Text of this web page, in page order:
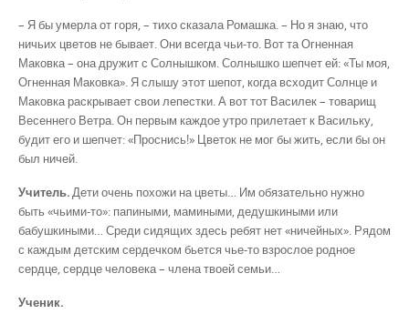
– Я бы умерла от горя, – тихо сказала Ромашка. – Но я знаю, что
ничьих цветов не бывает. Они всегда чьи-то. Вот та Огненная
Маковка – она дружит с Солнышком. Солнышко шепчет ей: «Ты моя,
Огненная Маковка». Я слышу этот шепот, когда всходит Солнце и
Маковка раскрывает свои лепестки. А вот тот Василек – товарищ
Весеннего Ветра. Он первым каждое утро прилетает к Васильку,
будит его и шепчет: «Проснись!» Цветок не мог бы жить, если бы он
был ничей.
Учитель.Дети очень похожи на цветы… Им обязательно нужно
быть «чьими-то»: папиными, мамиными, дедушкиными или
бабушкиными… Среди сидящих здесь ребят нет «ничейных». Рядом
с каждым детским сердечком бьется чье-то взрослое родное
сердце, сердце человека – члена твоей семьи…
Ученик.